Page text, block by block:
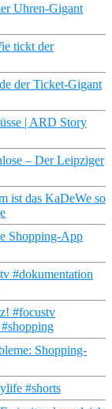
Uhren-Gigant
tickt der
der Ticket-Gigant
| ARD Story
– Der Leipziger
ist das KaDeWe so
Shopping-App
#dokumentation
#focustv
Shopping-
#shorts